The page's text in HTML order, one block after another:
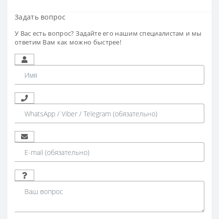
Задать вопрос
У Вас есть вопрос? Задайте его нашим специалистам и мы
ответим Вам как можно быстрее!